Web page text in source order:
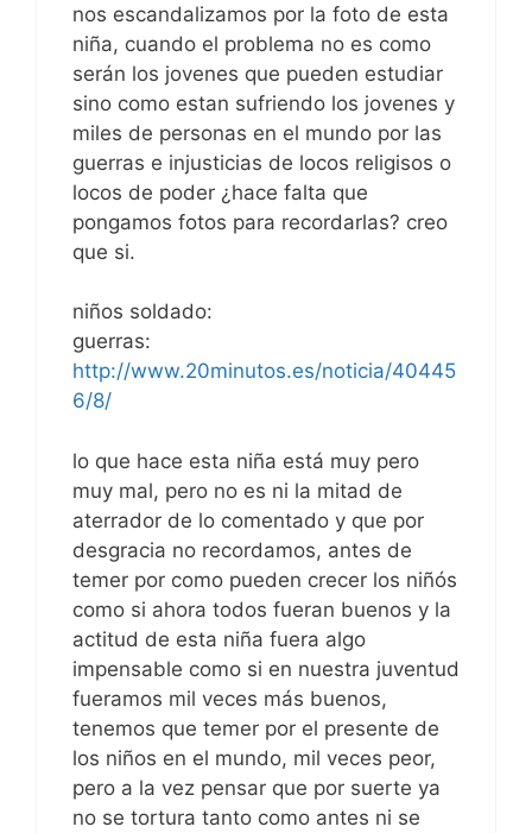
nos escandalizamos por la foto de esta
niña, cuando el problema no es como
serán los jovenes que pueden estudiar
sino como estan sufriendo los jovenes y
miles de personas en el mundo por las
guerras e injusticias de locos religisos o
locos de poder ¿hace falta que
pongamos fotos para recordarlas? creo
que si.
niños soldado:
guerras:
http://www.20minutos.es/noticia/40445
6/8/
lo que hace esta niña está muy pero
muy mal, pero no es ni la mitad de
aterrador de lo comentado y que por
desgracia no recordamos, antes de
temer por como pueden crecer los niñós
como si ahora todos fueran buenos y la
actitud de esta niña fuera algo
impensable como si en nuestra juventud
fueramos mil veces más buenos,
tenemos que temer por el presente de
los niños en el mundo, mil veces peor,
pero a la vez pensar que por suerte ya
no se tortura tanto como antes ni se